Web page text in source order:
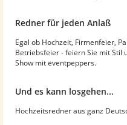
Redner für jeden Anlaß
Egal ob Hochzeit, Firmenfeier,
Betriebsfeier - feiern Sie mit Stil
Show mit eventpeppers.
Und es kann losgehen...
Hochzeitsredner aus ganz